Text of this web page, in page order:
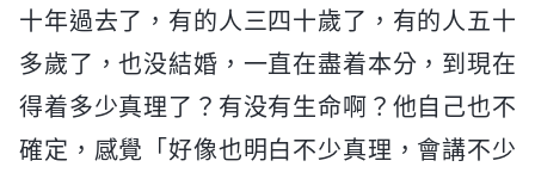
十年過去了，有的人三四十歲了，有的人五十
多歲了，也没結婚，一直在盡着本分，到現在
得着多少真理了？有没有生命啊？他自己也不
確定，感覺「好像也明白不少真理，會講不少